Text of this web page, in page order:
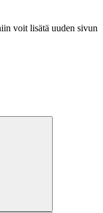
voit lisätä uuden sivun